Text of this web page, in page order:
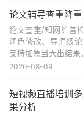
论文辅导查重降
论文查重/知网维普
润色修改、导师级
支持加急当天出结
2026-08-09
短视频直播培训
果分析